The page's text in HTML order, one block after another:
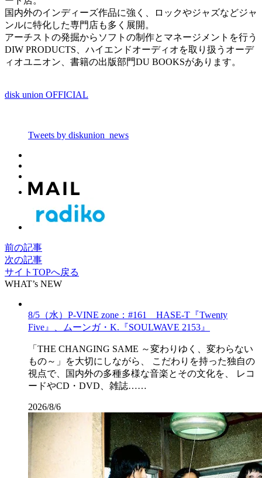
国内外のインディーズ作品に強く、ロックやジャズなどジャ
ンルに特化した専門店も多く展開。
アーチストの発掘からソフトの制作とマネージメントを行う
DIW PRODUCTS、ハイエンドオーディオを取り扱うオーデ
ィオユニオン、書籍の出版部門DU BOOKSがあります。
disk union OFFICIAL
Tweets by diskunion_news
前の記事
次の記事
サイトTOPへ戻る
WHAT’s NEW
8/5（水）P-VINE zone：#161 HASE-T『Twenty
Five』、ムーンガ・K.『SOULWAVE 2153』
「THE CHANGING SAME ～変わりゆく、変わらない
もの～」を大切にしながら、 こだわりを持った独自の
視点で、国内外の多種多様な音楽とその文化を、 レコ
ードやCD・DVD、雑誌……
2026/8/6